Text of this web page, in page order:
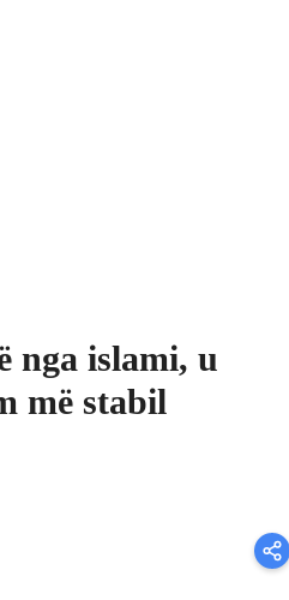
nga islami, u
më stabil